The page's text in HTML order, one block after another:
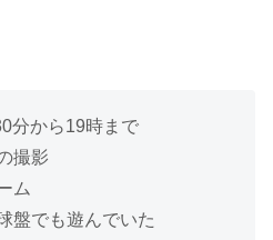
分から19時まで
撮影
ム
盤でも遊んでいた